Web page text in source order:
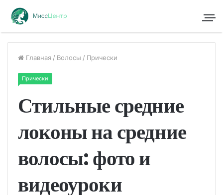
Главная / Волосы / Прически
Прически
Стильные средние
локоны на средние
волосы: фото и
видеоуроки